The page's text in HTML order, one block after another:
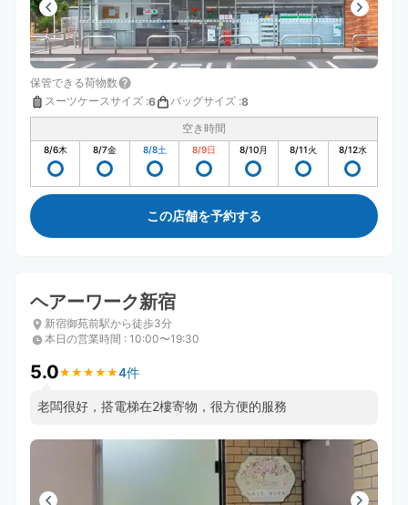
保管できる荷物数
スーツケースサイズ :6 バッグサイズ :8
空き時間
8/6木 8/7金 8/8土 8/9日 8/10月 8/11火 8/12水
この店舗を予約する
ヘアーワーク新宿
新宿御苑前駅から徒歩3分
本日の営業時間 : 10:00〜19:30
5.0★ ★ ★ ★ ★
★ ★ ★ ★ ★4件
老闆很好，搭電梯在2樓寄物，很方便的服務